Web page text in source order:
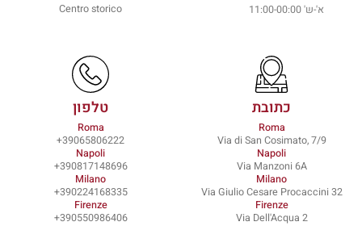
א'-ש' 11:00-00:00 Centro storico
כתובת
Roma
Via di San Cosimato, 7/9
Napoli
Via Manzoni 6A
Milano
Via Giulio Cesare Procaccini 32
Firenze
Via Dell'Acqua 2
טלפון
Roma
39065806222+
Napoli
390817148696+
Milano
390224168335+
Firenze
390550986406+